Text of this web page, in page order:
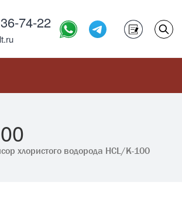
74-22
хлористого водорода HCL/К-100